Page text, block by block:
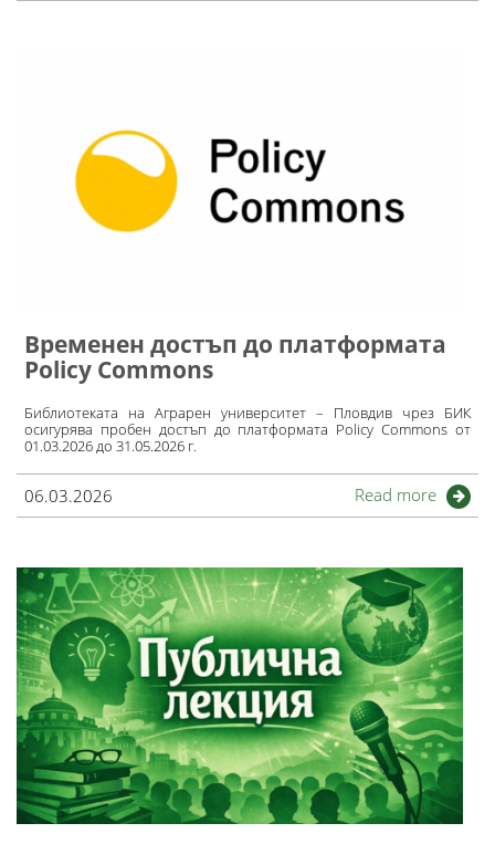
Временен достъп до платформата
Policy Commons
Библиотеката на Аграрен университет – Пловдив чрез БИК
осигурява пробен достъп до платформата Policy Commons от
01.03.2026 до 31.05.2026 г.
06.03.2026 Read more